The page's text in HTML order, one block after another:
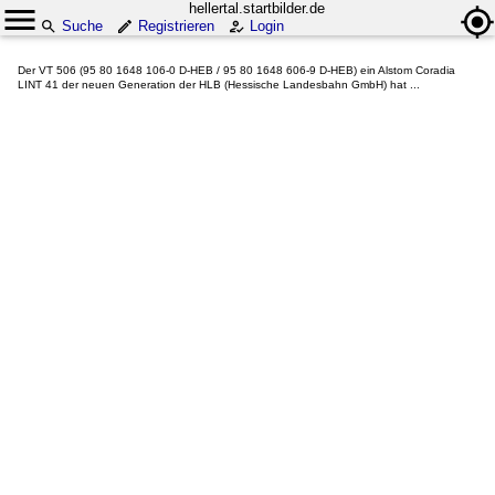
hellertal.startbilder.de
Suche
Registrieren Login
Der VT 506 (95 80 1648 106-0 D-HEB / 95 80 1648 606-9 D-HEB) ein Alstom Coradia
LINT 41 der neuen Generation der HLB (Hessische Landesbahn GmbH) hat ...